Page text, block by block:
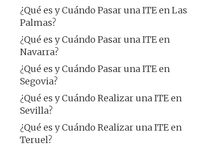
¿Qué es y Cuándo Pasar una ITE en Las
Palmas?
¿Qué es y Cuándo Pasar una ITE en
Navarra?
¿Qué es y Cuándo Pasar una ITE en
Segovia?
¿Qué es y Cuándo Realizar una ITE en
Sevilla?
¿Qué es y Cuándo Realizar una ITE en
Teruel?